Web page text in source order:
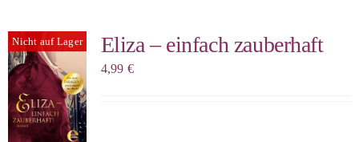
Nicht auf Lager Eliza – einfach zauberhaft
4,99 €